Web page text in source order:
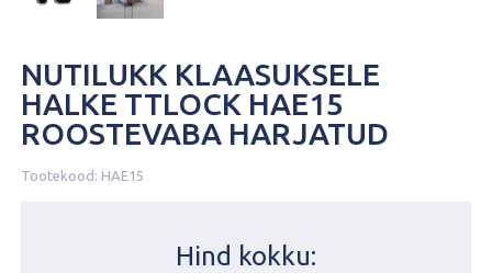
NUTILUKK KLAASUKSELE
HALKE TTLOCK HAE15
ROOSTEVABA HARJATUD
Tootekood: HAE15
Hind kokku: